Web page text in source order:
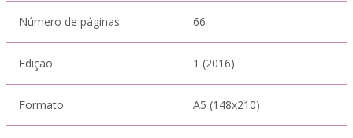
Número de páginas 66
Edição 1 (2016)
Formato A5 (148x210)